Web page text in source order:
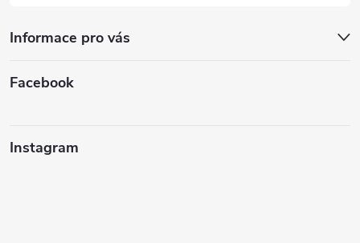
Informace pro vás
Facebook
Instagram